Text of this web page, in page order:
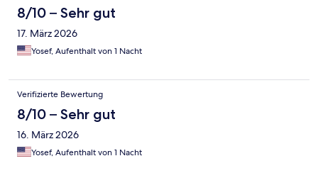
8/10 – Sehr gut
17. März 2026
Yosef, Aufenthalt von 1 Nacht
Verifizierte Bewertung
8/10 – Sehr gut
16. März 2026
Yosef, Aufenthalt von 1 Nacht